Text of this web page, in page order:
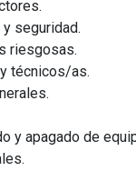
seguridad.
riesgosas.
técnicos/as.
y apagado de